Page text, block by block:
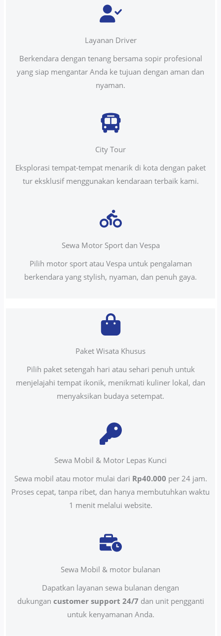
Layanan Driver
Berkendara dengan tenang bersama sopir profesional
yang siap mengantar Anda ke tujuan dengan aman dan
nyaman.
City Tour
Eksplorasi tempat-tempat menarik di kota dengan paket
tur eksklusif menggunakan kendaraan terbaik kami.
Sewa Motor Sport dan Vespa
Pilih motor sport atau Vespa untuk pengalaman
berkendara yang stylish, nyaman, dan penuh gaya.
Paket Wisata Khusus
Pilih paket setengah hari atau sehari penuh untuk
menjelajahi tempat ikonik, menikmati kuliner lokal, dan
menyaksikan budaya setempat.
Sewa Mobil & Motor Lepas Kunci
Sewa mobil atau motor mulai dari Rp40.000 per 24 jam.
Proses cepat, tanpa ribet, dan hanya membutuhkan waktu
1 menit melalui website.
Sewa Mobil & motor bulanan
Dapatkan layanan sewa bulanan dengan
dukungan customer support 24/7 dan unit pengganti
untuk kenyamanan Anda.